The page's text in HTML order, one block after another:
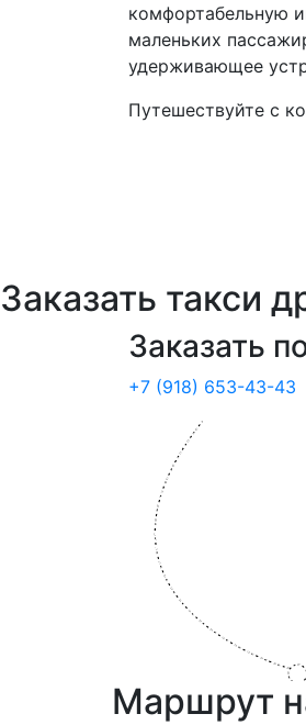
комфортабельную
маленьких
удерживающее
Путешествуйте с
Заказать такси
Заказать
+7 (918) 653-43-43
Маршрут